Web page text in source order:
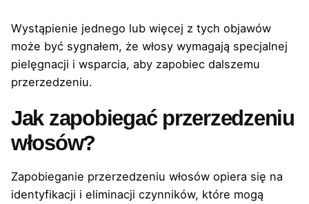
Wystąpienie jednego lub więcej z tych objawów
może być sygnałem, że włosy wymagają specjalnej
pielęgnacji i wsparcia, aby zapobiec dalszemu
przerzedzeniu.
Jak zapobiegać przerzedzeniu
włosów?
Zapobieganie przerzedzeniu włosów opiera się na
identyfikacji i eliminacji czynników, które mogą